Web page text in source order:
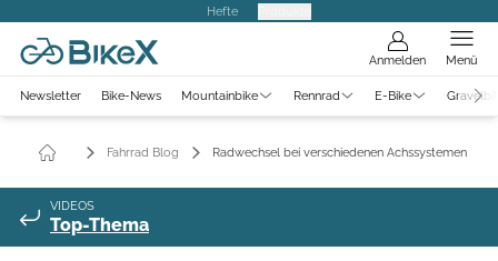
Hefte
Anmelden Menü
Newsletter Bike-News Mountainbike Rennrad E-Bike
Fahrrad Blog Radwechsel bei verschiedenen Achssystemen
VIDEOS
Top-Thema